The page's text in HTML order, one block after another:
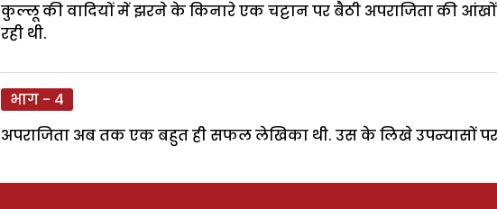
कुल्लू की वादियों में झरने के किनारे एक चट्टान पर बैठी अपराजिता की
रही थी.
भाग - 4
अपराजिता अब तक एक बहुत ही सफल लेखिका थी. उस के लिखे उपन्यासों